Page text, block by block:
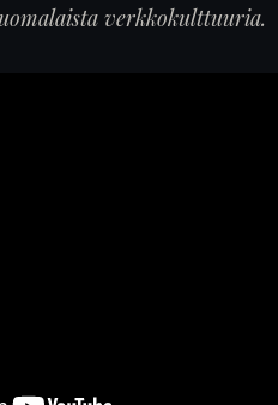
verkkokulttuuria.